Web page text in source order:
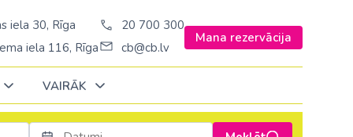
iela 30, Rīga
iela 116, Rīga
20 700 300
cb@cb.lv
Mana rezervācija
VAIRĀK